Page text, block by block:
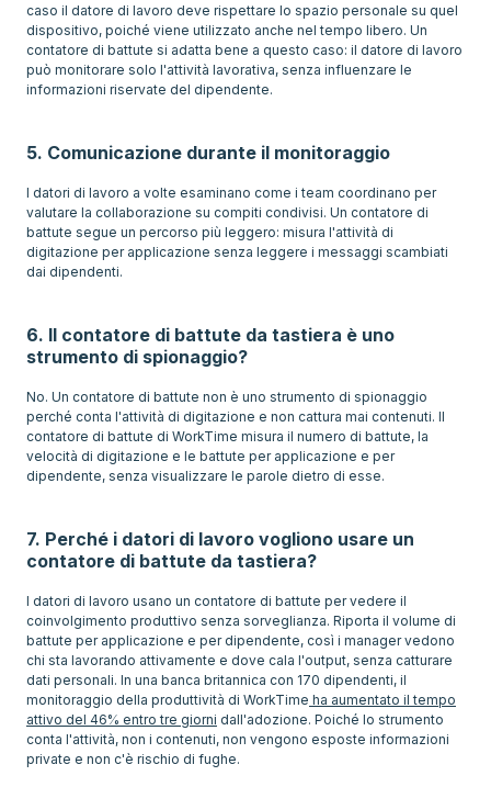
caso il datore di lavoro deve rispettare lo spazio personale su quel
dispositivo, poiché viene utilizzato anche nel tempo libero. Un
contatore di battute si adatta bene a questo caso: il datore di lavoro
può monitorare solo l'attività lavorativa, senza influenzare le
informazioni riservate del dipendente.
5. Comunicazione durante il monitoraggio
I datori di lavoro a volte esaminano come i team coordinano per
valutare la collaborazione su compiti condivisi. Un contatore di
battute segue un percorso più leggero: misura l'attività di
digitazione per applicazione senza leggere i messaggi scambiati
dai dipendenti.
6. Il contatore di battute da tastiera è uno
strumento di spionaggio?
No. Un contatore di battute non è uno strumento di spionaggio
perché conta l'attività di digitazione e non cattura mai contenuti. Il
contatore di battute di WorkTime misura il numero di battute, la
velocità di digitazione e le battute per applicazione e per
dipendente, senza visualizzare le parole dietro di esse.
7. Perché i datori di lavoro vogliono usare un
contatore di battute da tastiera?
I datori di lavoro usano un contatore di battute per vedere il
coinvolgimento produttivo senza sorveglianza. Riporta il volume di
battute per applicazione e per dipendente, così i manager vedono
chi sta lavorando attivamente e dove cala l'output, senza catturare
dati personali. In una banca britannica con 170 dipendenti, il
monitoraggio della produttività di WorkTime ha aumentato il tempo
attivo del 46% entro tre giorni dall'adozione. Poiché lo strumento
conta l'attività, non i contenuti, non vengono esposte informazioni
private e non c'è rischio di fughe.